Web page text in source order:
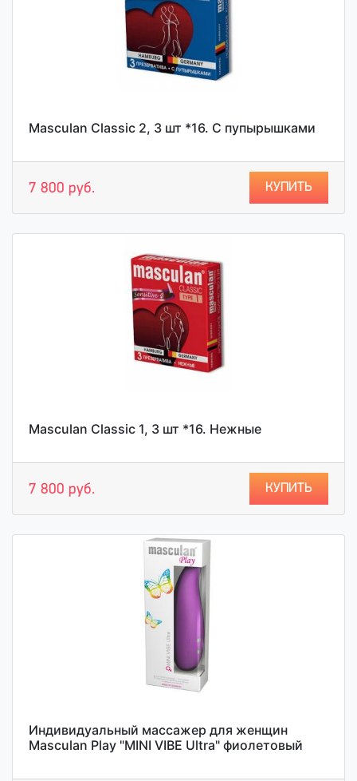
Masculan Classic 2, 3 шт *16. С пупырышками
7 800 руб. КУПИТЬ
Masculan Classic 1, 3 шт *16. Нежные
7 800 руб. КУПИТЬ
Индивидуальный массажер для женщин
Masculan Play "MINI VIBE Ultra" фиолетовый